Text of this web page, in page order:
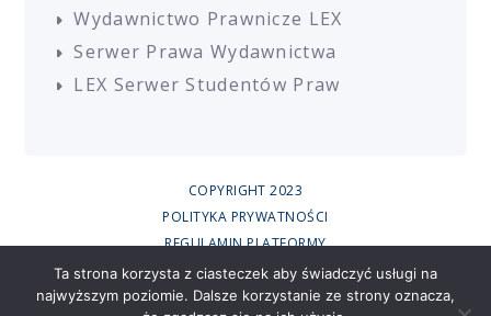
Wydawnictwo Prawnicze LEX
Serwer Prawa Wydawnictwa
LEX Serwer Studentów Praw
COPYRIGHT 2023
POLITYKA PRYWATNOŚCI
REGULAMIN PLATFORMY
REGULAMIN SZKOLEŃ
UCZESTNICY SZKOLEŃ ONLINE
Ta strona korzysta z ciasteczek aby świadczyć usługi na
najwyższym poziomie. Dalsze korzystanie ze strony oznacza,